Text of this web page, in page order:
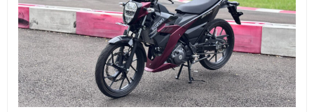
16.000
Unit
di
2025,
Ini
Produk
Terlarisnya